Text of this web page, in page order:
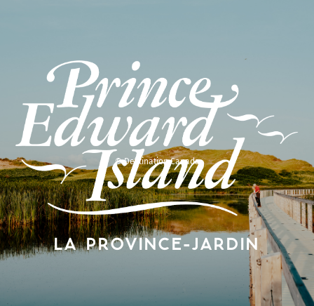
LA PROVINCE-JARDIN
© Destination Canada